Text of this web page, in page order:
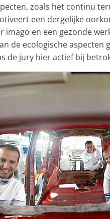
zoals het continu
een dergelijke
imago en een gezonde
de ecologische
de jury hier actief bij